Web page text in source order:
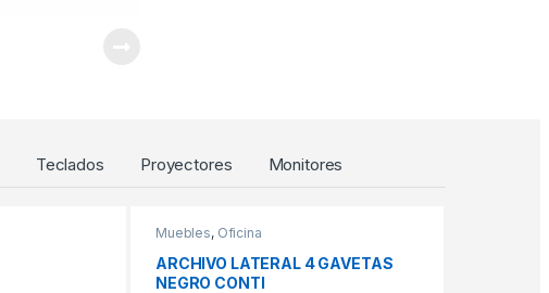
Teclados Proyectores Monitores
Muebles, Oficina
ARCHIVO LATERAL 4 GAVETAS
NEGRO CONTI